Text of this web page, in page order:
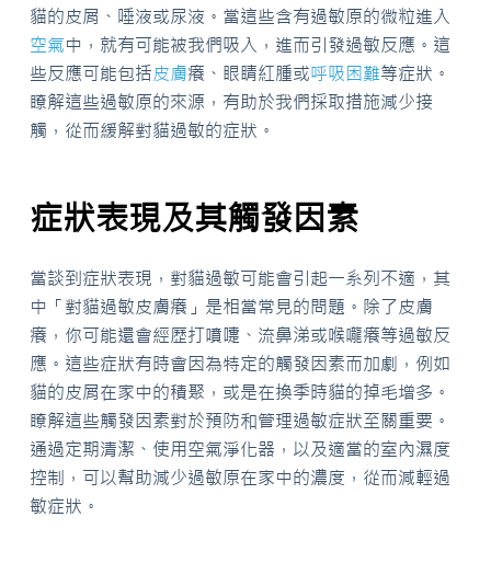
貓的皮屑、唾液或尿液。當這些含有過敏原的微粒進入
空氣中，就有可能被我們吸入，進而引發過敏反應。這
些反應可能包括皮膚癢、眼睛紅腫或呼吸困難等症狀。
瞭解這些過敏原的來源，有助於我們採取措施減少接
觸，從而緩解對貓過敏的症狀。
症狀表現及其觸發因素
當談到症狀表現，對貓過敏可能會引起一系列不適，其
中「對貓過敏皮膚癢」是相當常見的問題。除了皮膚
癢，你可能還會經歷打噴嚏、流鼻涕或喉嚨癢等過敏反
應。這些症狀有時會因為特定的觸發因素而加劇，例如
貓的皮屑在家中的積聚，或是在換季時貓的掉毛增多。
瞭解這些觸發因素對於預防和管理過敏症狀至關重要。
通過定期清潔、使用空氣淨化器，以及適當的室內濕度
控制，可以幫助減少過敏原在家中的濃度，從而減輕過
敏症狀。